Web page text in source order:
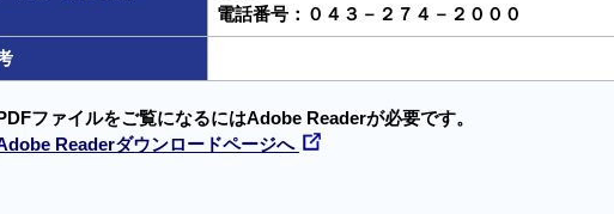
電話番号：０４３－２７４－２０００
PDFファイルをご覧になるにはAdobe Readerが必要です。
Readerダウンロードページへ